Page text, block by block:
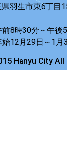
羽生市東6丁目
8時30分～午後
始12月29日～1月
Hanyu City All